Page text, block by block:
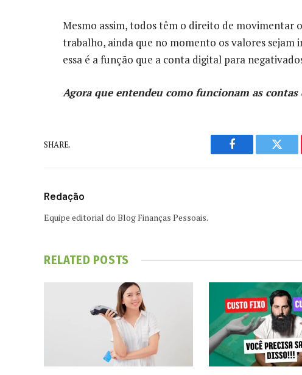
Mesmo assim, todos têm o direito de movimentar
trabalho, ainda que no momento os valores
essa é a função que a conta digital para
Agora que entendeu como funcionam as
SHARE.
Facebook
Redação
Equipe editorial do Blog Finanças Pessoais.
RELATED POSTS